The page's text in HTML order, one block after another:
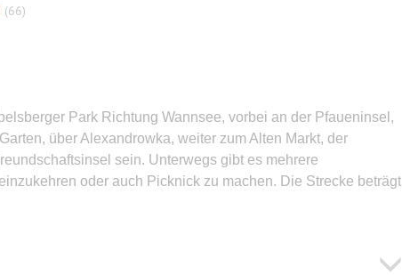
(66)
Park Richtung Wannsee, vorbei an der Pfaueninsel,
über Alexandrowka, weiter zum Alten Markt, der
sein. Unterwegs gibt es mehrere
oder auch Picknick zu machen. Die Strecke beträgt